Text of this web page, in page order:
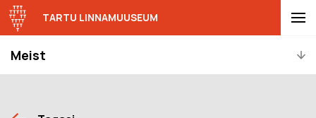
Meist
TARTU LINNAMUUSEUM